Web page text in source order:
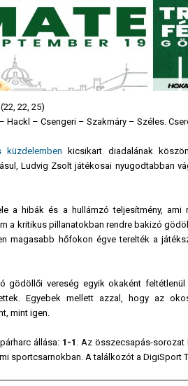
(22, 22, 25)
Hackl – Csengeri – Szakmáry – Széles.
küzdelemben kicsikart diadalának
Ludvig Zsolt játékosai nyugodtabban
a hibák és a hullámzó teljesítmény, ami
a kritikus pillanatokban rendre bakizó
magasabb hőfokon égve terelték a
gödöllői vereség egyik okaként
Egyebek mellett azzal, hogy az
mint igen.
állása: 1-1 . Az összecsapás-sorozat
sportcsarnokban. A találkozót a DigiSport